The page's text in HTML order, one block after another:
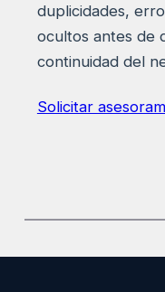
duplicidades,
ocultos antes de
continuidad del
Solicitar